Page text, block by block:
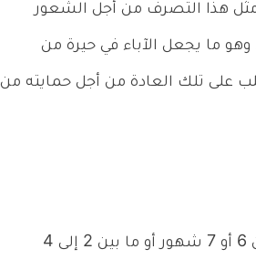
هذا التصرف من أجل الشعور
وهو ما يجعل الآباء في حيرة من
على تلك العادة من أجل حمايته من
عادة يتوقف الأطفال عن وضع أصابعهم في أفواههم عند بلوغ سن 6 أو 7 شهور أو ما بين 2 إلى 4